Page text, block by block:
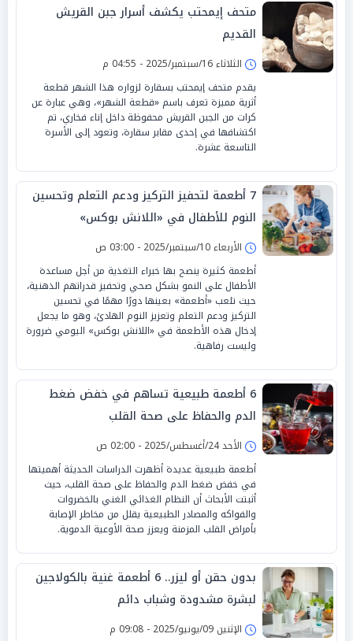
متحف إيمحتب يكشف أسرار جبن القريش
القديم
الثلاثاء 16/سبتمبر/2025 - 04:55 م
يقدم متحف إيمحتب بسقارة لزواره هذا الشهر قطعة
أثرية مميزة تعرف باسم «قطعة الشهر»، وهي عبارة عن
كرات من الجبن القريش محفوظة داخل إناء فخاري، تم
اكتشافها في إحدى مقابر سقارة، وتعود إلى الأسرة
التاسعة عشرة.
7 أطعمة لتحفيز التركيز ودعم التعلم وتحسين
النوم للأطفال في «اللانش بوكس»
الأربعاء 10/سبتمبر/2025 - 03:00 ص
أطعمة كثيرة ينصح بها خبراء التغذية من أجل مساعدة
الأطفال على النمو بشكل صحي وتحفيز قدراتهم الذهنية،
حيث تلعب «أطعمة» بعينها دورًا مهمًا في تحسين
التركيز ودعم التعلم وتعزيز النوم الهادئ، وهو ما يجعل
إدخال هذه الأطعمة في «اللانش بوكس» اليومي ضرورة
وليست رفاهية.
6 أطعمة طبيعية تساهم في خفض ضغط
الدم والحفاظ على صحة القلب
الأحد 24/أغسطس/2025 - 02:00 ص
أطعمة طبيعية عديدة أظهرت الدراسات الحديثة أهميتها
في خفض ضغط الدم والحفاظ على صحة القلب، حيث
أثبتت الأبحاث أن النظام الغذائي الغني بالخضروات
والفواكه والمصادر الطبيعية يقلل من مخاطر الإصابة
بأمراض القلب المزمنة ويعزز صحة الأوعية الدموية.
بدون حقن أو ليزر.. 6 أطعمة غنية بالكولاجين
لبشرة مشدودة وشباب دائم
الإثنين 09/يونيو/2025 - 09:08 م